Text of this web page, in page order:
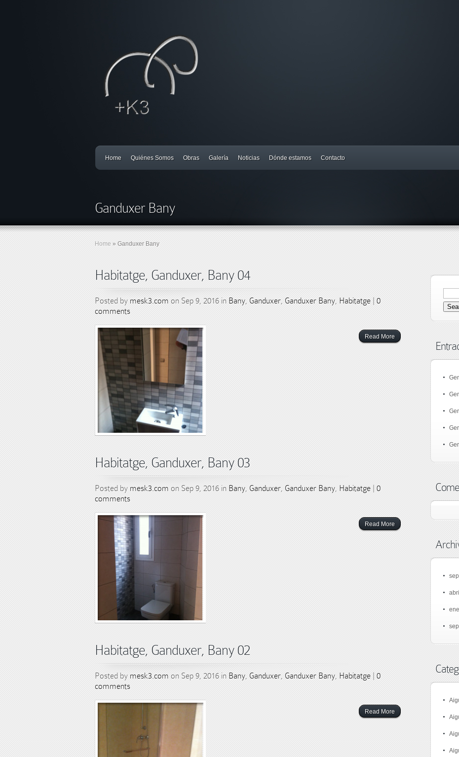
Home Quiénes Somos Obras Galería Noticias Dónde estamos Contacto
Ganduxer Bany
Home » Ganduxer Bany
Habitatge, Ganduxer, Bany 04
Posted by mesk3.com on Sep 9, 2016 in Bany, Ganduxer, Ganduxer Bany, Habitatge
0
comments
Read More
Habitatge, Ganduxer, Bany 03
Posted by mesk3.com on Sep 9, 2016 in Bany, Ganduxer, Ganduxer Bany, Habitatge
0
comments
Read More
Habitatge, Ganduxer, Bany 02
Posted by mesk3.com on Sep 9, 2016 in Bany, Ganduxer, Ganduxer Bany, Habitatge
0
comments
Read More